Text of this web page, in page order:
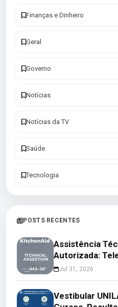
Finanças e Dinheiro
Geral
Governo
Notícias
Notícias da TV
Saúde
Tecnologia
POSTS RECENTES
Assistência
Autorizada:
Jul 31, 2026
Vestibular